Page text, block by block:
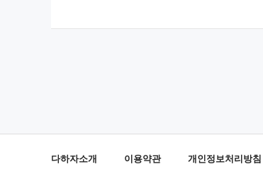
다하자소개 이용약관 개인정보처리방침